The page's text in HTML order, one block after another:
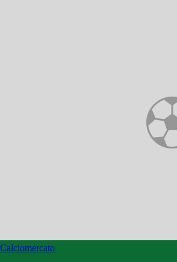
Calciomercato